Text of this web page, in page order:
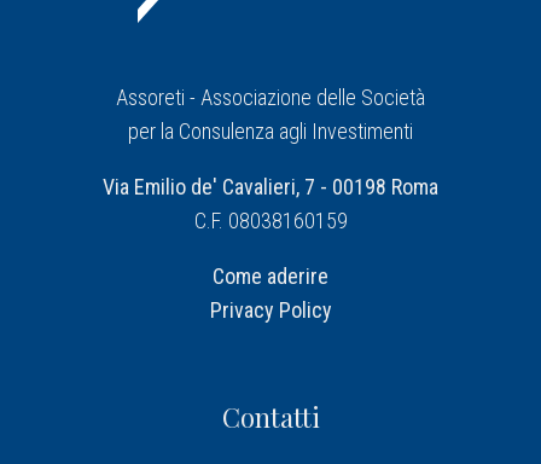
Assoreti - Associazione delle Società
per la Consulenza agli Investimenti
Via Emilio de' Cavalieri, 7 - 00198 Roma
C.F. 08038160159
Come aderire
Privacy Policy
Contatti